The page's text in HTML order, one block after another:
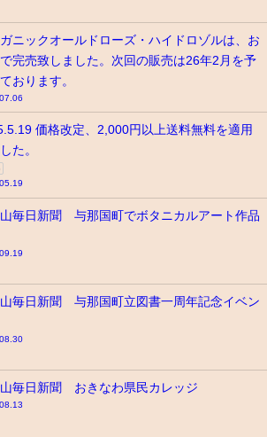
ニックオールドローズ・ハイドロゾルは、お
完売致しました。次回の販売は26年2月を予
おります。
価格改定、2,000円以上送料無料を適用
た。
山毎日新聞 与那国町でボタニカルアート作品
山毎日新聞 与那国町立図書一周年記念イベン
山毎日新聞 おきなわ県民カレッジ